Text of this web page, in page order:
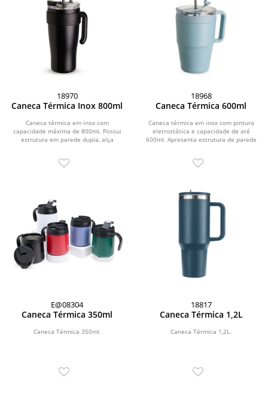
18970
Caneca Térmica Inox 800ml
Caneca térmica em inox com
capacidade máxima de 800ml. Possui
estrutura em parede dupla, alça
18968
Caneca Térmica 600ml
Caneca térmica em inox com pintura
eletrostática e capacidade de até
600ml. Apresenta estrutura de parede
E@08304
Caneca Térmica 350ml
Caneca Térmica 350ml.
18817
Caneca Térmica 1,2L
Caneca Térmica 1,2L.